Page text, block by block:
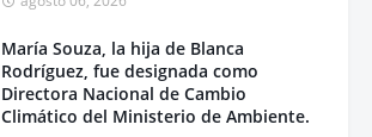
María Souza, la hija de Blanca
Rodríguez, fue designada como
Directora Nacional de Cambio
Climático del Ministerio de Ambiente.